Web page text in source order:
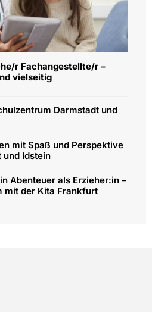
r Fachangestellte/r –
vielseitig
Darmstadt und
mit Spaß und Perspektive
und Idstein
Abenteuer als Erzieher:in –
mit der Kita Frankfurt